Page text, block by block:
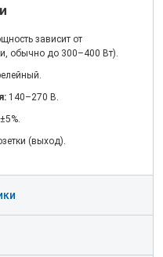
зависит от
обычно до 300–400 Вт).
140–270 В.
(выход).